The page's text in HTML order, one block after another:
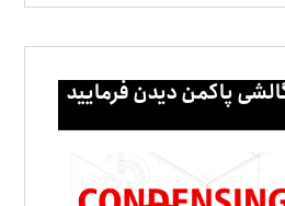
پاکمن دیدن فرمایید